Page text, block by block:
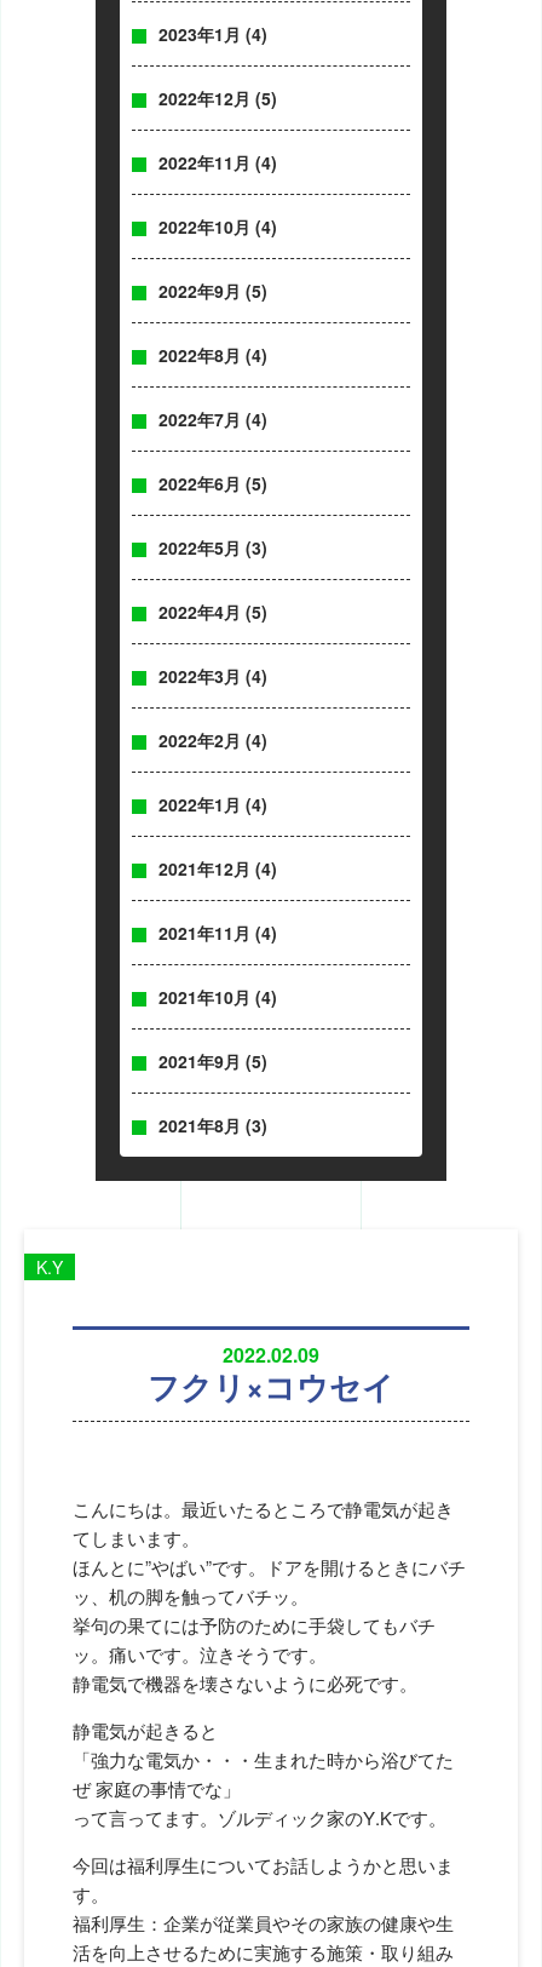
2023年1月 (4)
2022年12月 (5)
2022年11月 (4)
2022年10月 (4)
2022年9月 (5)
2022年8月 (4)
2022年7月 (4)
2022年6月 (5)
2022年5月 (3)
2022年4月 (5)
2022年3月 (4)
2022年2月 (4)
2022年1月 (4)
2021年12月 (4)
2021年11月 (4)
2021年10月 (4)
2021年9月 (5)
2021年8月 (3)
2022.02.09
フクリ×コウセイ
K.Y
こんにちは。最近いたるところで静電気が起き
てしまいます。
ほんとに”やばい”です。ドアを開けるときにバチ
ッ、机の脚を触ってバチッ。
挙句の果てには予防のために手袋してもバチ
ッ。痛いです。泣きそうです。
静電気で機器を壊さないように必死です。
静電気が起きると
「強力な電気か・・・生まれた時から浴びてた
ぜ 家庭の事情でな」
って言ってます。ゾルディック家のY.Kです。
今回は福利厚生についてお話しようかと思いま
す。
福利厚生：企業が従業員やその家族の健康や生
活を向上させるために実施する施策・取り組み